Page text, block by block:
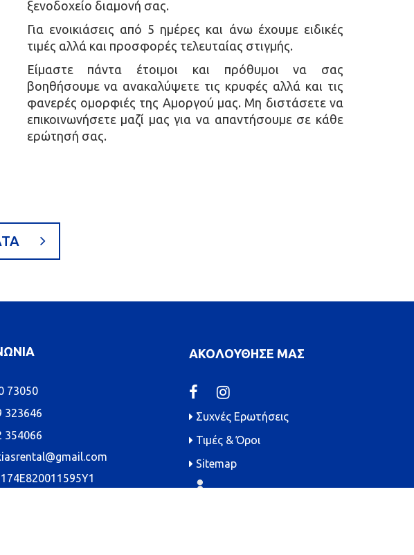
ξενοδοχείο διαμονή σας.
Για ενοικιάσεις από 5 ημέρες και άνω έχουμε ειδικές
τιμές αλλά και προσφορές τελευταίας στιγμής.
Είμαστε πάντα έτοιμοι και πρόθυμοι να σας
βοηθήσουμε να ανακαλύψετε τις κρυφές αλλά και τις
φανερές ομορφιές της Αμοργού μας. Μη διστάσετε να
επικοινωνήσετε μαζί μας για να απαντήσουμε σε κάθε
ερώτησή σας.
73050
323646
354066
ΑΚΟΛΟΥΘΗΣΕ ΜΑΣ
Συχνές Ερωτήσεις
Τιμές & Όροι
Sitemap